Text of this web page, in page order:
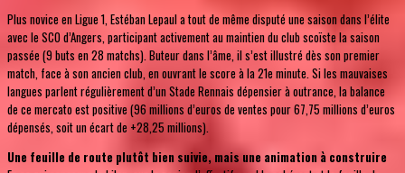
Plus novice en Ligue 1, Estéban Lepaul a tout de même disputé une saison dans l’élite
avec le SCO d’Angers, participant activement au maintien du club scoïste la saison
passée (9 buts en 28 matchs). Buteur dans l’âme, il s’est illustré dès son premier
match, face à son ancien club, en ouvrant le score à la 21e minute. Si les mauvaises
langues parlent régulièrement d’un Stade Rennais dépensier à outrance, la balance
de ce mercato est positive (96 millions d’euros de ventes pour 67,75 millions d’euros
dépensés, soit un écart de +28,25 millions).
Une feuille de route plutôt bien suivie, mais une animation à construire